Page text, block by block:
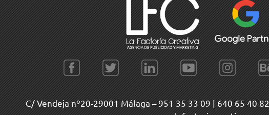
C/ Vendeja nº20-29001 Málaga –951 35 33 09 | 640 65 40 82